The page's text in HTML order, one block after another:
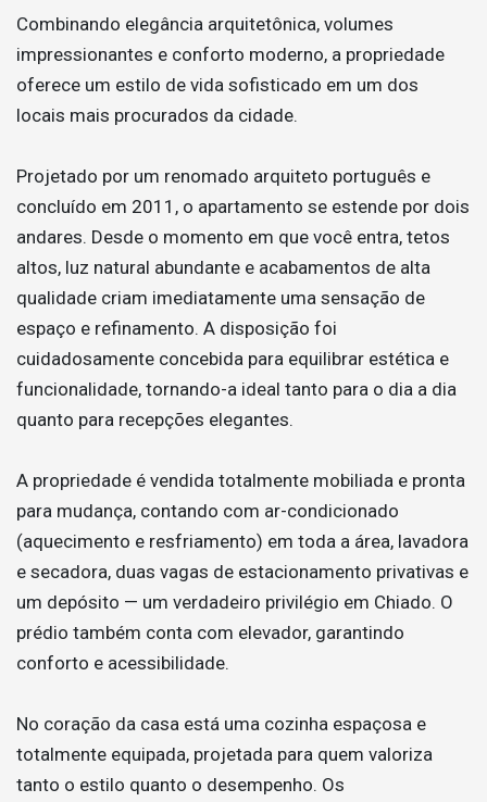
Combinando elegância arquitetônica, volumes
impressionantes e conforto moderno, a propriedade
oferece um estilo de vida sofisticado em um dos
locais mais procurados da cidade.
Projetado por um renomado arquiteto português e
concluído em 2011, o apartamento se estende por dois
andares. Desde o momento em que você entra, tetos
altos, luz natural abundante e acabamentos de alta
qualidade criam imediatamente uma sensação de
espaço e refinamento. A disposição foi
cuidadosamente concebida para equilibrar estética e
funcionalidade, tornando-a ideal tanto para o dia a dia
quanto para recepções elegantes.
A propriedade é vendida totalmente mobiliada e pronta
para mudança, contando com ar-condicionado
(aquecimento e resfriamento) em toda a área, lavadora
e secadora, duas vagas de estacionamento privativas e
um depósito — um verdadeiro privilégio em Chiado. O
prédio também conta com elevador, garantindo
conforto e acessibilidade.
No coração da casa está uma cozinha espaçosa e
totalmente equipada, projetada para quem valoriza
tanto o estilo quanto o desempenho. Os